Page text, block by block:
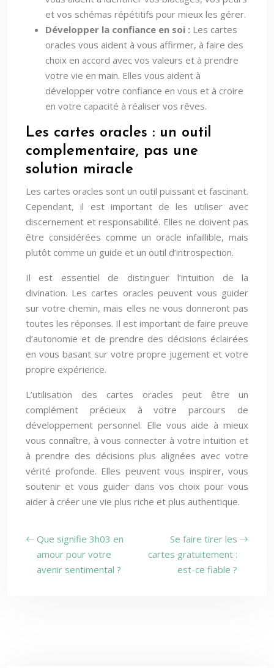
et vos schémas répétitifs pour mieux les gérer.
Développer la confiance en soi : Les cartes
oracles vous aident à vous affirmer, à faire des
choix en accord avec vos valeurs et à prendre
votre vie en main. Elles vous aident à
développer votre confiance en vous et à croire
en votre capacité à réaliser vos rêves.
Les cartes oracles : un outil
complementaire, pas une
solution miracle
Les cartes oracles sont un outil puissant et fascinant.
Cependant, il est important de les utiliser avec
discernement et responsabilité. Elles ne doivent pas
être considérées comme un oracle infaillible, mais
plutôt comme un guide et un outil d’introspection.
Il est essentiel de distinguer l’intuition de la
divination. Les cartes oracles peuvent vous guider
sur votre chemin, mais elles ne vous donneront pas
toutes les réponses. Il est important de faire preuve
d’autonomie et de prendre des décisions éclairées
en vous basant sur votre propre jugement et votre
propre expérience.
L’utilisation des cartes oracles peut être un
complément précieux à votre parcours de
développement personnel. Elle vous aide à mieux
vous connaître, à vous connecter à votre intuition et
à prendre des décisions plus alignées avec votre
vérité profonde. Elles peuvent vous inspirer, vous
soutenir et vous guider dans vos choix pour vous
aider à créer une vie plus riche et plus authentique.
Que signifie 3h03 en
amour pour votre
avenir sentimental ?
Se faire tirer les
cartes gratuitement :
est-ce fiable ?